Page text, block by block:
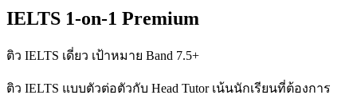
IELTS 1-on-1 Premium
ติว IELTS เดี่ยว เป้าหมาย Band 7.5+
ติว IELTS แบบตัวต่อตัวกับ Head Tutor เน้นนักเรียนที่ต้องการ